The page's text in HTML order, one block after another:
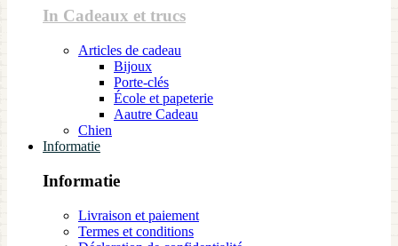
In Cadeaux et trucs
Articles de cadeau
Bijoux
Porte-clés
École et papeterie
Aautre Cadeau
Chien
Informatie
Informatie
Livraison et paiement
Termes et conditions